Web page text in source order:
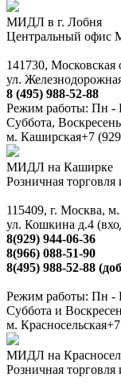
МИДЛ в г. Лобня
Центральный
141730, Московская
ул.
8 (495) 988-52-88
Режим работы: Пн -
Суббота,
м. Каширская+7
МИДЛ на Каширке
Розничная
115409, г. Москва,
ул. Кошкина д.4
8(929) 944-06-36
8(966) 088-51-90
8(495) 988-52-88
Режим работы: Пн -
Суббота и
м. Красносельская
МИДЛ на
Розничная торговля